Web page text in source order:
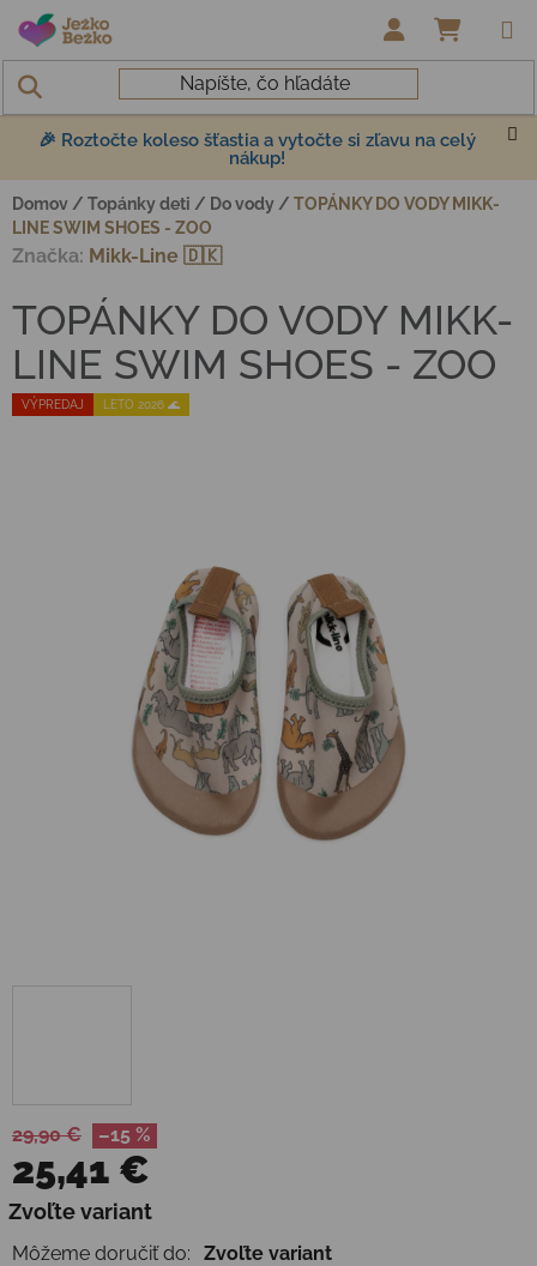
Prejsť na obsah
🎉 Roztočte koleso šťastia a vytočte si zľavu na celý
nákup!
Domov / Topánky deti / Do vody / TOPÁNKY DO VODY MIKK-
LINE SWIM SHOES - ZOO
29,90 € –15 %
25,41 €
Jednotková cena:
Zvoľte variant
Môžeme doručiť do:
Zvoľte variant
VÝPREDAJ LETO 2026 🌊
TOPÁNKY DO VODY MIKK-
LINE SWIM SHOES - ZOO
Značka: Mikk-Line 🇩🇰